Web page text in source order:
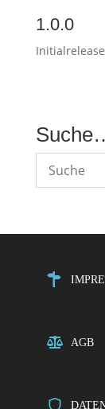
1.0.0
Initialrelease
AGB